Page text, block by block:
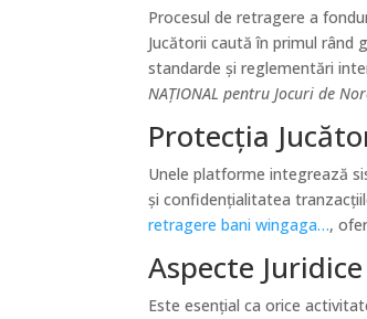
Procesul de retragere a
Jucătorii caută în primul rând
standarde și reglementări
NAȚIONAL pentru Jocuri de
Protecția
Unele platforme integrează
și confidențialitatea
retragere bani wingaga…,
Aspecte
Este esențial ca orice